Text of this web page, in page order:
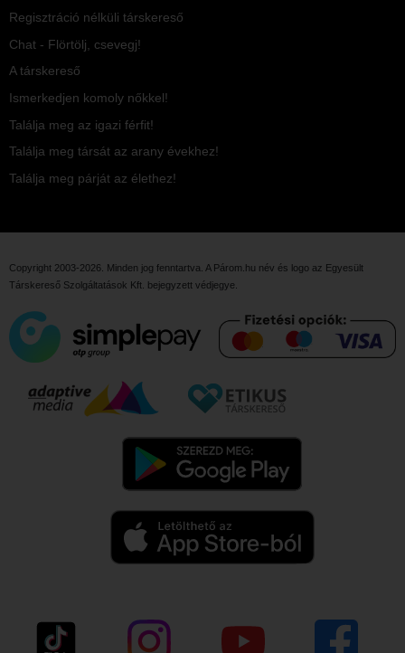
Regisztráció nélküli társkereső
Chat - Flörtölj, csevegj!
A társkereső
Ismerkedjen komoly nőkkel!
Találja meg az igazi férfit!
Találja meg társát az arany évekhez!
Találja meg párját az élethez!
Copyright 2003-2026. Minden jog fenntartva. A Párom.hu név és logo az Egyesült
Társkereső Szolgáltatások Kft. bejegyzett védjegye.